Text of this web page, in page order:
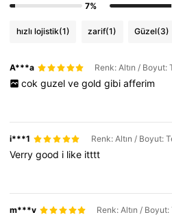
7%
hızlı lojistik(1) zarif(1) Güzel(3)
A***a
cok guzel ve gold gibi afferim
i***1 Renk: Altın / Boyut:
Verrygood i like itttt
m***v